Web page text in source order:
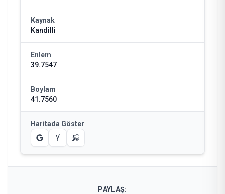
Kaynak
Kandilli
Enlem
39.7547
Boylam
41.7560
Haritada Göster
PAYLAŞ: